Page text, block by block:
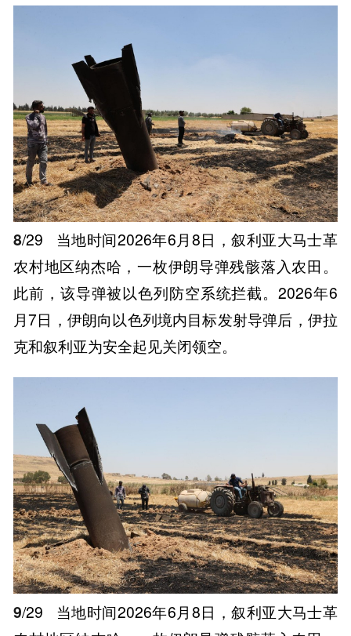
8/29
当地时间2026年6月8日，叙利亚大马士革
农村地区纳杰哈，一枚伊朗导弹残骸落入农田。
此前，该导弹被以色列防空系统拦截。2026年6
月7日，伊朗向以色列境内目标发射导弹后，伊拉
克和叙利亚为安全起见关闭领空。
9/29
当地时间2026年6月8日，叙利亚大马士革